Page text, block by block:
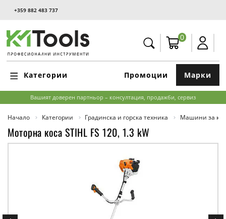
+359 882 483 737
0
Категории Марки
Промоции
Вашият доверен партньор – консултация, продажби, сервиз
Начало Категории Градинска и горска техника Машини за
Моторна коса STIHL FS 120, 1.3 kW